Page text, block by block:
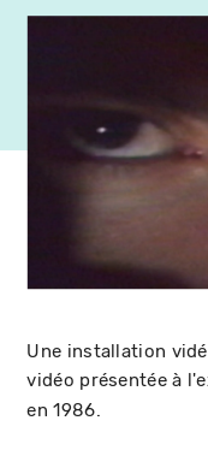
Une installation
vidéo présentée à
en 1986.